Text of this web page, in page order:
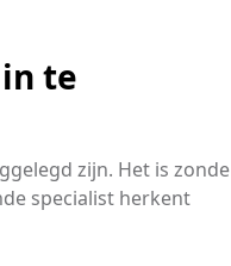
te
zijn. Het is zonde
specialist herkent